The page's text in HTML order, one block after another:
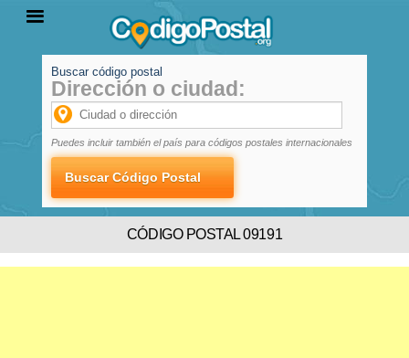
PROVINCIAS
LOCALIDADES
Buscar código postal
Dirección o ciudad:
Puedes incluir también el país para códigos postales internacionales
CÓDIGO POSTAL 09191